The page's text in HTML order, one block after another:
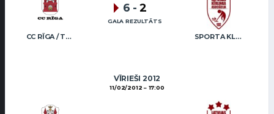
CC RĪGA / TRUKŠĀNS SPORTA KLUBS “OB” / REGŽA
6 - 2
GALA REZULTĀTS
VĪRIEŠI 2012
11/02/2012 17:00